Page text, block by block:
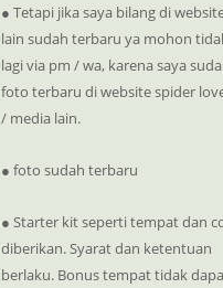
● Tetapi jika saya bilang di
lain sudah terbaru ya mohon
lagi via pm / wa, karena saya
foto terbaru di website spider
/ media lain.
● foto sudah terbaru
● Starter kit seperti tempat dan
diberikan. Syarat dan ketentuan
berlaku. Bonus tempat tidak